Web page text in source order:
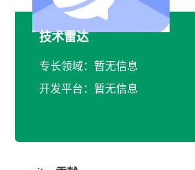
技术雷达
专长领域：暂无信息
开发平台：暂无信息